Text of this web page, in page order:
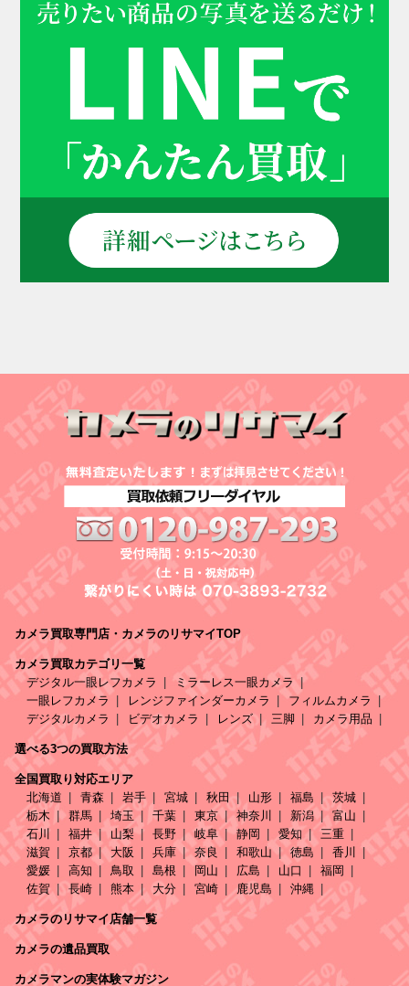
カメラ買取専門店・カメラのリサマイTOP
カメラ買取カテゴリ一覧
デジタル一眼レフカメラ
ミラーレス一眼カメラ
一眼レフカメラ
レンジファインダーカメラ
フィルムカメラ
デジタルカメラ
ビデオカメラ レンズ 三脚 カメラ用品
選べる3つの買取方法
全国買取り対応エリア
北海道
青森 岩手 宮城 秋田 山形 福島
茨城
栃木
群馬 埼玉 千葉 東京 神奈川 新潟
富山
石川
福井 山梨 長野 岐阜 静岡 愛知
三重
滋賀
京都 大阪 兵庫 奈良 和歌山 徳島
香川
愛媛
高知 鳥取 島根 岡山 広島 山口
福岡
佐賀
長崎 熊本 大分 宮崎 鹿児島 沖縄
カメラのリサマイ店舗一覧
カメラの遺品買取
カメラマンの実体験マガジン